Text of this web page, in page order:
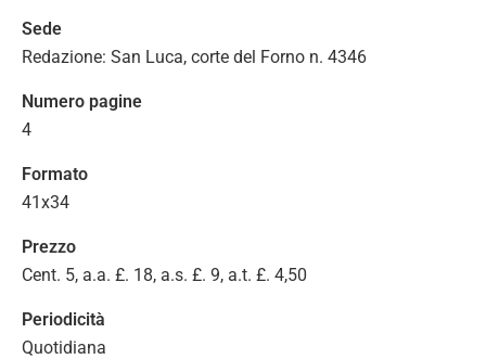
Sede
Redazione: San Luca, corte del Forno n. 4346
Numero pagine
4
Formato
41x34
Prezzo
Cent. 5, a.a. £. 18, a.s. £. 9, a.t. £. 4,50
Periodicità
Quotidiana